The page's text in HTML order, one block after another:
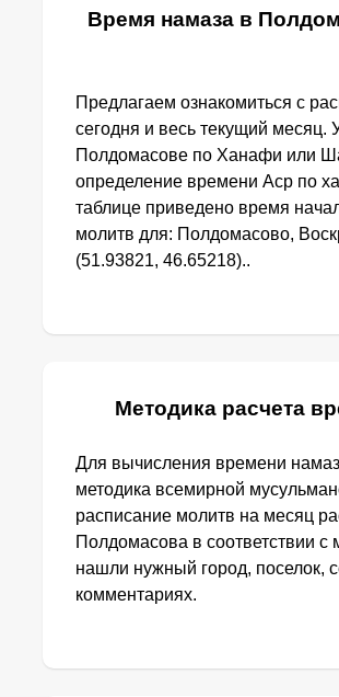
Время намаза в
Предлагаем ознакомиться с
сегодня и весь текущий месяц.
Полдомасове по Ханафи или
определение времени Аср по
таблице приведено время
молитв для: Полдомасово,
(51.93821, 46.65218)..
Методика расчета
Для вычисления времени
методика всемирной
расписание молитв на месяц
Полдомасова в соответствии
нашли нужный город, поселок,
комментариях.